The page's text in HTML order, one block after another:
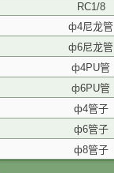
RC1/8
ф4尼龙管
ф6尼龙管
ф4PU管
ф6PU管
ф4管子
ф6管子
ф8管子